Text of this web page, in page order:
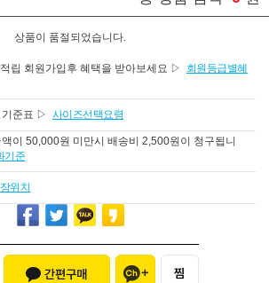
상품이 품절되었습니다.
립 회원가입후 혜택을 받아보세요 ▷
회원등급별혜
기준표 ▷ 사이즈선택요령
이 50,000원 미만시 배송비 2,500원이 청구됩니
기준
위치